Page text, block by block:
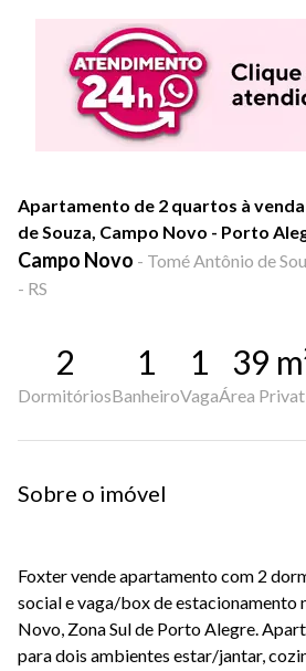
Apartamento de 2 quartos à
de Souza, Campo Novo - Porto
Campo Novo - Tomé Antônio de
- RS
2
Dormitórios
1
Banheiro
1
Vaga
39
Área
Sobre o imóvel
Foxter vende apartamento com 2
social e vaga/box de estacionamento
Novo, Zona Sul de Porto Alegre.
para dois ambientes estar/jantar,